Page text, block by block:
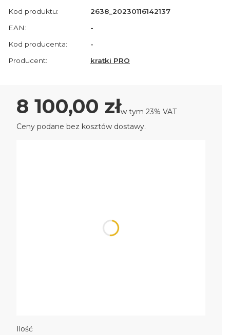
Kod produktu:
2638_20230116142137
EAN:
-
Kod producenta:
-
Producent:
kratki PRO
Cena
8 100,00 złw tym 23% VAT
w tym 23% VAT
Ceny podane bez kosztów dostawy.
Opcjonalne
Ilość